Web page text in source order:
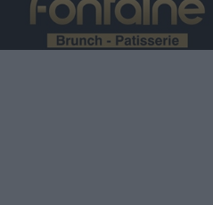
ηλικιωμένη σε χωριό των